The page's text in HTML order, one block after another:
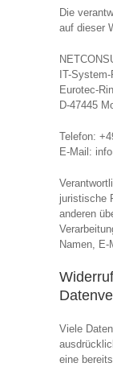
Die
auf dieser
IT-
Eurotec-
D-47445
Telefon:
E-Mail:
juristische
anderen
Namen,
Viele
eine